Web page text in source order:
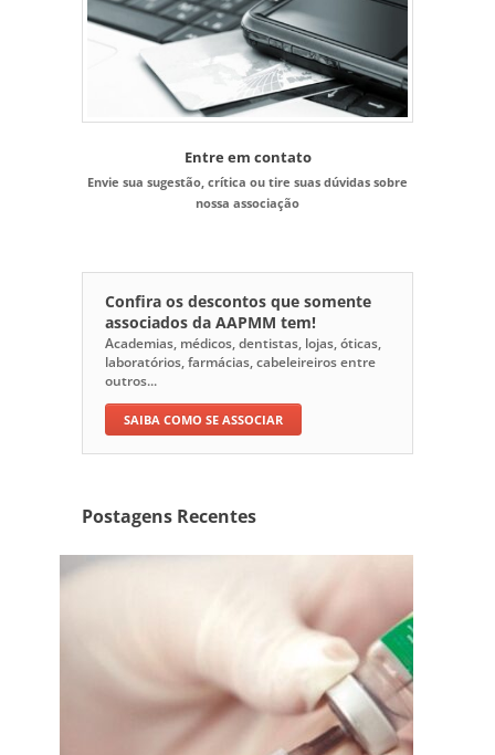
Entre em contato
Envie sua sugestão, crítica ou tire suas dúvidas sobre
nossa associação
Confira os descontos que somente
associados da AAPMM tem!
Academias, médicos, dentistas, lojas, óticas,
laboratórios, farmácias, cabeleireiros entre
outros...
SAIBA COMO SE ASSOCIAR
Postagens Recentes